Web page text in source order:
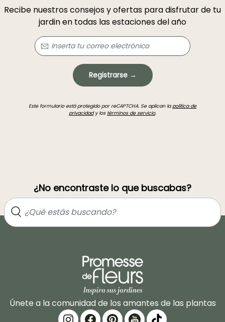
Recibe nuestros consejos y ofertas para disfrutar de tu
jardin en todas las estaciones del año
Registrarse →
Este formulario está protegido por reCAPTCHA. Se aplican lapolítica de
privacidady los términos de servicio.
¿No encontraste lo que buscabas?
Únete a la comunidad de los amantes de las plantas